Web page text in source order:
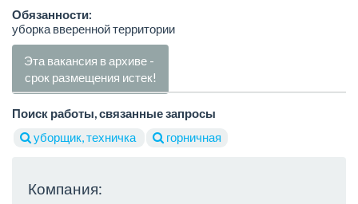
Обязанности:
уборка вверенной территории
Эта вакансия в архиве -
срок размещения истек!
Поиск работы, связанные запросы
уборщик, техничка
горничная
Компания: